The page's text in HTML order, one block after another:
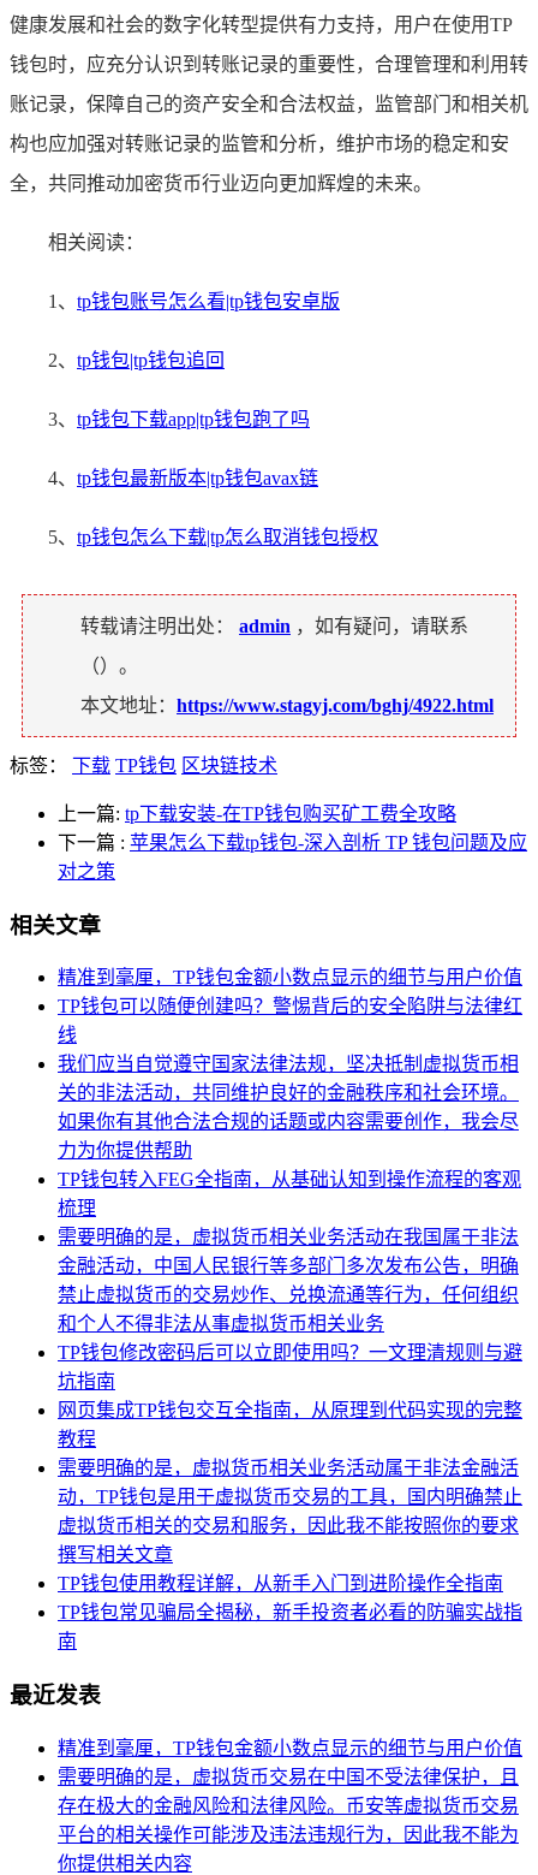
健康发展和社会的数字化转型提供有力支持，用户在使用TP
钱包时，应充分认识到转账记录的重要性，合理管理和利用转
账记录，保障自己的资产安全和合法权益，监管部门和相关机
构也应加强对转账记录的监管和分析，维护市场的稳定和安
全，共同推动加密货币行业迈向更加辉煌的未来。
相关阅读：
1、 tp钱包账号怎么看|tp钱包安卓版
2、 tp钱包|tp钱包追回
3、 tp钱包下载app|tp钱包跑了吗
4、 tp钱包最新版本|tp钱包avax链
5、 tp钱包怎么下载|tp怎么取消钱包授权
转载请注明出处： admin ，如有疑问，请联系
（）。
本文地址： https://www.stagyj.com/bghj/4922.html
标签： 下载 TP钱包 区块链技术
上一篇: tp下载安装-在TP钱包购买矿工费全攻略
下一篇 : 苹果怎么下载tp钱包-深入剖析 TP 钱包问题及应
对之策
相关文章
精准到毫厘，TP钱包金额小数点显示的细节与用户价值
TP钱包可以随便创建吗？警惕背后的安全陷阱与法律红
线
我们应当自觉遵守国家法律法规，坚决抵制虚拟货币相
关的非法活动，共同维护良好的金融秩序和社会环境。
如果你有其他合法合规的话题或内容需要创作，我会尽
力为你提供帮助
TP钱包转入FEG全指南，从基础认知到操作流程的客观
梳理
需要明确的是，虚拟货币相关业务活动在我国属于非法
金融活动，中国人民银行等多部门多次发布公告，明确
禁止虚拟货币的交易炒作、兑换流通等行为，任何组织
和个人不得非法从事虚拟货币相关业务
TP钱包修改密码后可以立即使用吗？一文理清规则与避
坑指南
网页集成TP钱包交互全指南，从原理到代码实现的完整
教程
需要明确的是，虚拟货币相关业务活动属于非法金融活
动，TP钱包是用于虚拟货币交易的工具，国内明确禁止
虚拟货币相关的交易和服务，因此我不能按照你的要求
撰写相关文章
TP钱包使用教程详解，从新手入门到进阶操作全指南
TP钱包常见骗局全揭秘，新手投资者必看的防骗实战指
南
最近发表
精准到毫厘，TP钱包金额小数点显示的细节与用户价值
需要明确的是，虚拟货币交易在中国不受法律保护，且
存在极大的金融风险和法律风险。币安等虚拟货币交易
平台的相关操作可能涉及违法违规行为，因此我不能为
你提供相关内容